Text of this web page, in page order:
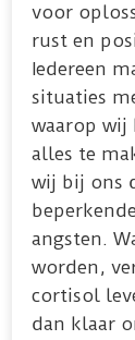
voor
rust en
Iedereen
situaties
waarop wij
alles te
wij bij ons
angsten.
worden,
cortisol
dan klaar